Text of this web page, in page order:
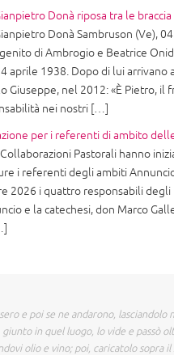
Donà riposa tra le
Donà Sambruson (Ve),
di Ambrogio e Beatrice
4 aprile 1938. Dopo di lui
Giuseppe, nel 2012: «È Pietro,
nei nostri […]
per i referenti di ambito
Pastorali hanno
i referenti degli ambiti
2026 i quattro responsabili degli
e la catechesi, don Marco
e poi se ne andarono,
in quel luogo, lo vide e passò
olio e vino; poi, caricatolo sopra